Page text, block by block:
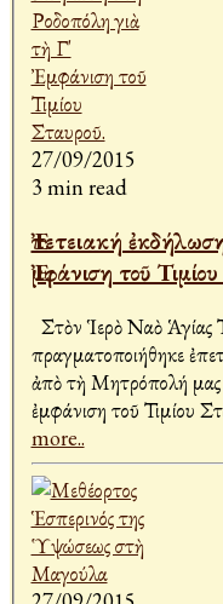
27/09/2015
3 min read
Ἐπετειακή
Ἐμφάνιση τοῦ
Στὸν Ἱερὸ Ναὸ Ἁγίας
πραγματοποιήθηκε
ἀπὸ τὴ Μητρόπολή μας
ἐμφάνιση τοῦ Τιμίου
more..